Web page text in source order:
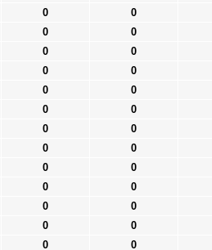
0 0
0 0
0 0
0 0
0 0
0 0
0 0
0 0
0 0
0 0
0 0
0 0
0 0